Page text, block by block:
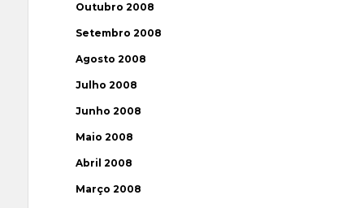
Outubro 2008
Setembro 2008
Agosto 2008
Julho 2008
Junho 2008
Maio 2008
Abril 2008
Março 2008